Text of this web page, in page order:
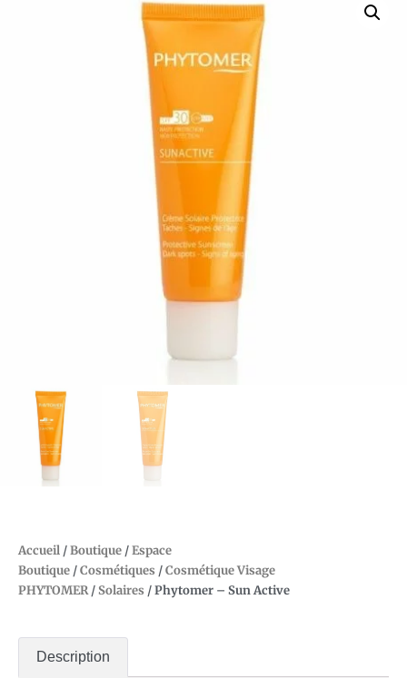
Accueil /Boutique /Espace
Boutique /Cosmétiques /Cosmétique Visage
PHYTOMER/Solaires / Phytomer – Sun Active
Description